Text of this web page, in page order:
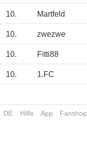
10. Martfeld
10. zwezwe
10. Fitti88
10. 1.FC
DE Hilfe App Fanshop